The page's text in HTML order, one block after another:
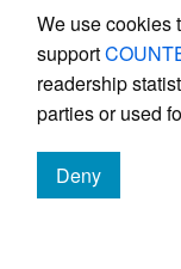
We use cookies
support
readership
parties or used
Deny
cookies
En 1975,
Mundial
celebrada
ponente en
(Monsiváis,